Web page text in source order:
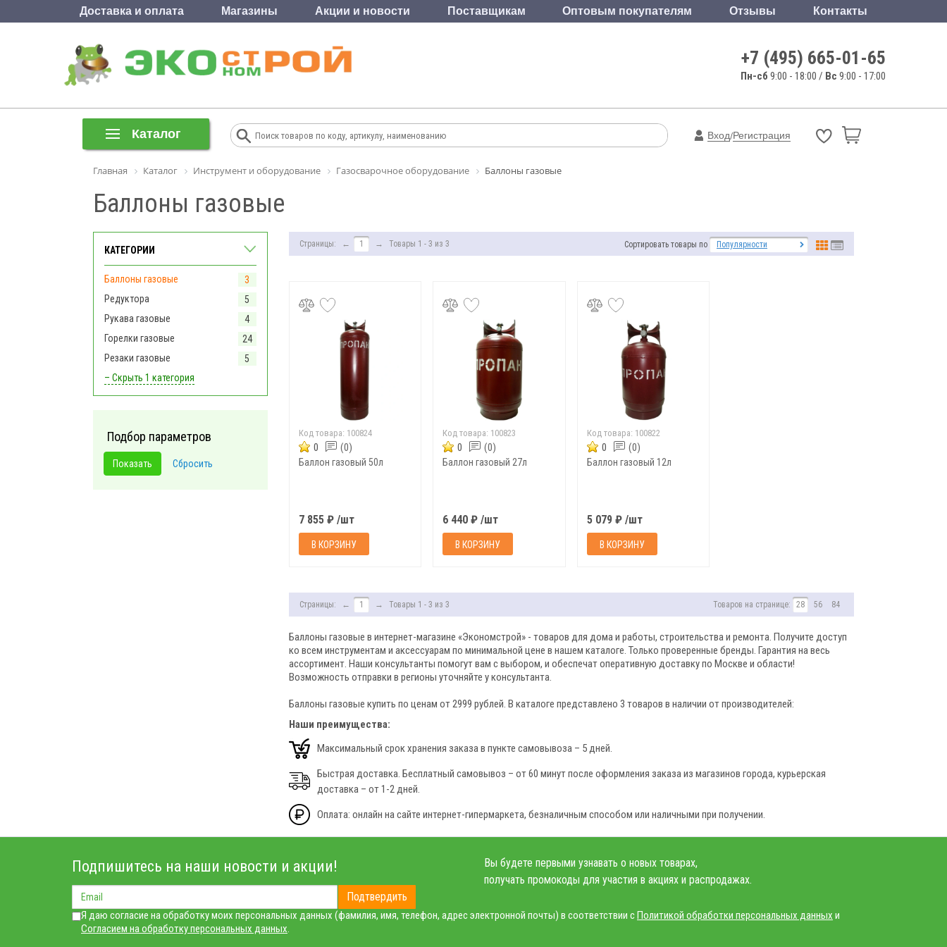
Доставка и оплата Магазины Акции и новости Поставщикам Оптовым покупателям Отзывы Контакты
+7 (495) 665-01-65
Пн-сб 9:00 - 18:00 / Вс 9:00 - 17:00
Каталог Вход/Регистрация
Главная Каталог Инструмент и оборудование Газосварочное оборудование Баллоны газовые
Баллоны газовые
КАТЕГОРИИ
Баллоны газовые
3
Редуктора
5
Рукава газовые
4
Горелки газовые
24
Резаки газовые
5
– Скрыть 1 категория
Подбор параметров
Страницы: ← 1 → Товары 1 - 3 из 3 Сортировать товары по Популярности
Код товара: 100824
0 (0)
Баллон газовый 50л
7 855 ₽ /шт
В КОРЗИНУ
Код товара: 100823
0 (0)
Баллон газовый 27л
6 440 ₽ /шт
В КОРЗИНУ
Код товара: 100822
0 (0)
Баллон газовый 12л
5 079 ₽ /шт
В КОРЗИНУ
Страницы: ← 1 → Товары 1 - 3 из 3 Товаров на странице: 28 56 84
Баллоны газовые в интернет-магазине «Экономстрой» - товаров для дома и работы, строительства и ремонта. Получите доступ
ко всем инструментам и аксессуарам по минимальной цене в нашем каталоге. Только проверенные бренды. Гарантия на весь
ассортимент. Наши консультанты помогут вам с выбором, и обеспечат оперативную доставку по Москве и области!
Возможность отправки в регионы уточняйте у консультанта.
Баллоны газовые купить по ценам от 2999 рублей. В каталоге представлено 3 товаров в наличии от производителей:
Наши преимущества:
Максимальный срок хранения заказа в пункте самовывоза – 5 дней.
Быстрая доставка. Бесплатный самовывоз – от 60 минут после оформления заказа из магазинов города, курьерская
доставка – от 1-2 дней.
Оплата: онлайн на сайте интернет-гипермаркета, безналичным способом или наличными при получении.
Подпишитесь на наши новости и акции!
Подтвердить
Вы будете первыми узнавать о новых товарах,
получать промокоды для участия в акциях и распродажах.
Я даю согласие на обработку моих персональных данных (фамилия, имя, телефон, адрес электронной почты) в соответствии сПолитикой обработки персональных данных и
Согласием на обработку персональных данных